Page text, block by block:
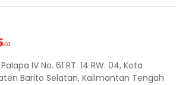
IV No. 61 RT. 14 RW. 04, Kota
Barito Selatan, Kalimantan Tengah